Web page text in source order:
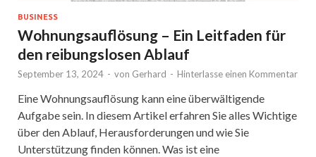
BUSINESS
Wohnungsauflösung – Ein Leitfaden für
den reibungslosen Ablauf
September 13, 2024 - von Gerhard - Hinterlasse einen Kommentar
Eine Wohnungsauflösung kann eine überwältigende
Aufgabe sein. In diesem Artikel erfahren Sie alles Wichtige
über den Ablauf, Herausforderungen und wie Sie
Unterstützung finden können. Was ist eine